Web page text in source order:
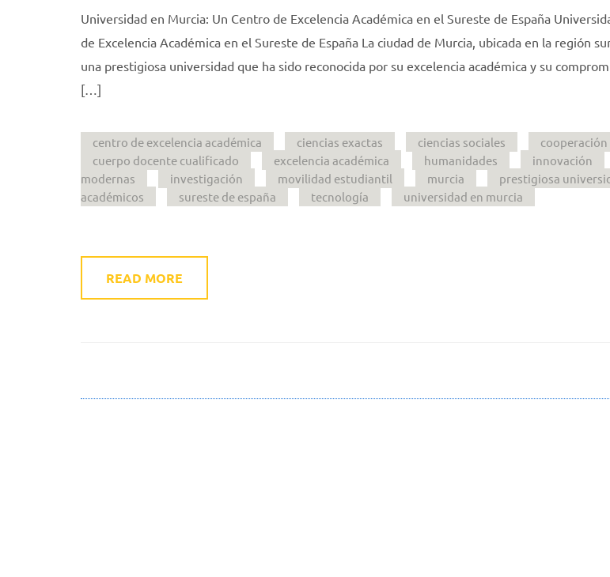
Universidad en Murcia: Un Centro de Excelencia Académica en el Sureste de España
de Excelencia Académica en el Sureste de España La ciudad de Murcia, ubicada en la región
una prestigiosa universidad que ha sido reconocida por su excelencia académica y su
[…]
centro de excelencia académica ciencias exactas ciencias sociales
cuerpo docente cualificado
excelencia académica humanidades innovación
modernas
investigación movilidad estudiantil murcia prestigiosa
académicos
sureste de españa tecnología universidad en murcia
READ MORE